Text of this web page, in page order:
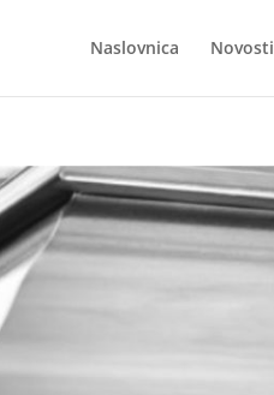
Naslovnica Novosti